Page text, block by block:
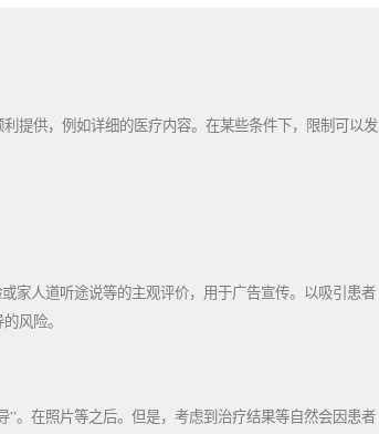
提供，例如详细的医疗内容。在某些条件下，限制可以发
家人道听途说等的主观评价，用于广告宣传。以吸引患者
风险。
。在照片等之后。但是，考虑到治疗结果等自然会因患者